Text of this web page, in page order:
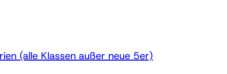
(alle Klassen außer neue 5er)